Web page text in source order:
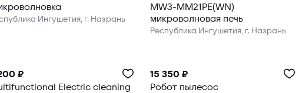
Ингушетия, г. Назрань
MW3-MM21PE(WN)
микроволновая печь
Республика Ингушетия, г. Назрань
₽
Electric cleaning
15 350 ₽
Робот пылесос